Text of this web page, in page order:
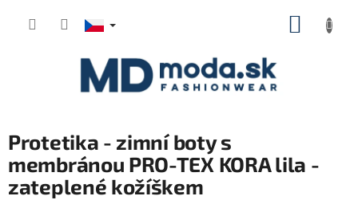
Protetika - zimní boty s
membránou PRO-TEX KORA lila -
zateplené kožíškem